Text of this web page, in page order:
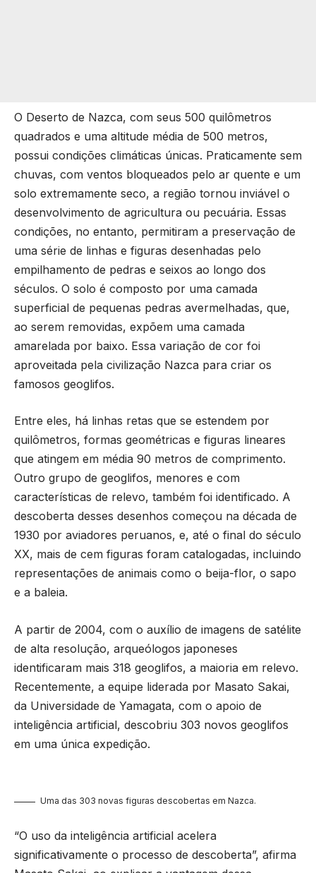
O Deserto de Nazca, com seus 500 quilômetros
quadrados e uma altitude média de 500 metros,
possui condições climáticas únicas. Praticamente sem
chuvas, com ventos bloqueados pelo ar quente e um
solo extremamente seco, a região tornou inviável o
desenvolvimento de agricultura ou pecuária. Essas
condições, no entanto, permitiram a preservação de
uma série de linhas e figuras desenhadas pelo
empilhamento de pedras e seixos ao longo dos
séculos. O solo é composto por uma camada
superficial de pequenas pedras avermelhadas, que,
ao serem removidas, expõem uma camada
amarelada por baixo. Essa variação de cor foi
aproveitada pela civilização Nazca para criar os
famosos geoglifos.
Entre eles, há linhas retas que se estendem por
quilômetros, formas geométricas e figuras lineares
que atingem em média 90 metros de comprimento.
Outro grupo de geoglifos, menores e com
características de relevo, também foi identificado. A
descoberta desses desenhos começou na década de
1930 por aviadores peruanos, e, até o final do século
XX, mais de cem figuras foram catalogadas, incluindo
representações de animais como o beija-flor, o sapo
e a baleia.
A partir de 2004, com o auxílio de imagens de satélite
de alta resolução, arqueólogos japoneses
identificaram mais 318 geoglifos, a maioria em relevo.
Recentemente, a equipe liderada por Masato Sakai,
da Universidade de Yamagata, com o apoio de
inteligência artificial, descobriu 303 novos geoglifos
em uma única expedição.
Uma das 303 novas figuras descobertas em Nazca.
“O uso da inteligência artificial acelera
significativamente o processo de descoberta”, afirma